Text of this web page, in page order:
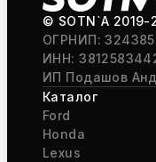
© SOTN`A 2019-
ОГРНИП:
ИНН:
ИП Подашов
Каталог
Ford
Honda
Lexus